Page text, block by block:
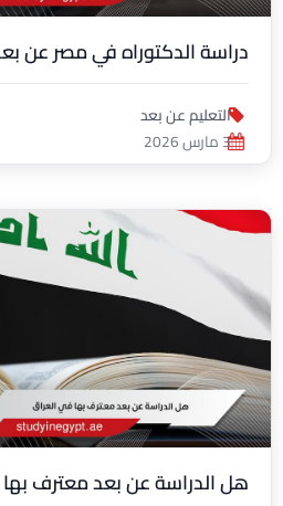
دراسة الدكتوراه في مصر عن
التعليم عن بعد
3 مارس 2026
هل الدراسة عن بعد معترف بها